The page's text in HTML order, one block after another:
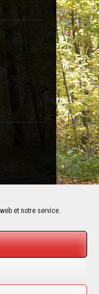
et notre service.